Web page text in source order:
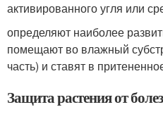
активированного угля или
определяют наиболее
помещают во влажный
часть) и ставят в
Защита растения от